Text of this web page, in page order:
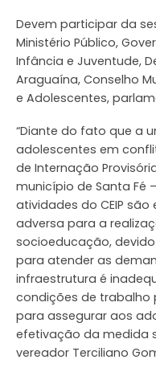
Devem participar da
Ministério Público,
Infância e Juventude,
Araguaína, Conselho
e Adolescentes,
“Diante do fato que a
adolescentes em
de Internação
município de Santa Fé
atividades do CEIP
adversa para a
socioeducação,
para atender as
infraestrutura é
condições de trabalho
para assegurar aos
efetivação da medida
vereador Terciliano